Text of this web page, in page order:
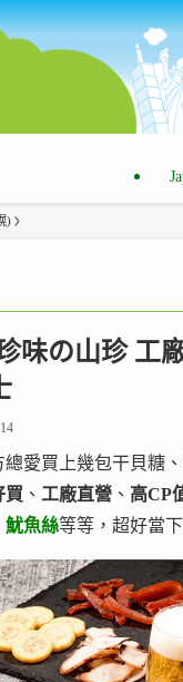
)
味の山珍 工
愛買上幾包干貝糖
買 、 工廠直營 、 高CP
魷魚絲等等，超好當